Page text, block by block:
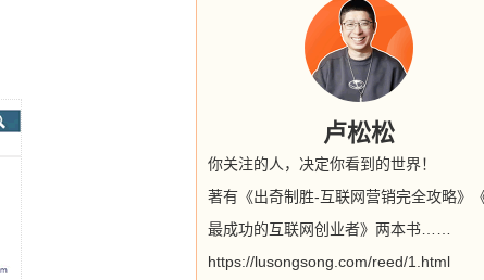
卢松松
你关注的人，决定你看到的世界！
著有《出奇制胜-互联网营销完全攻略》
最成功的互联网创业者》两本书……
https://lusongsong.com/reed/1.html